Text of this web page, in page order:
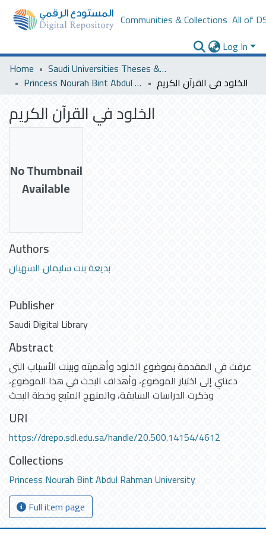
Communities & Collections All of
Log In
Home
Saudi Universities Theses & Dissertations
Princess Nourah Bint Abdul Rahman University
الخلود في القرآن الكريم
الخلود في القرآن الكريم
No Thumbnail
Available
Authors
بديعة بنت سليمان السهيان
Publisher
Saudi Digital Library
Abstract
عرفت في المقدمة بموضوع الخلود وأهميته وبينت الأسباب التي
دعتني إلى اختيار الموضوع، وأهداف البحث في هذا الموضوع،
وذكرت الدراسات السابقة، والمنهج المتبع وخطة البحث
URI
https://drepo.sdl.edu.sa/handle/20.500.14154/4612
Collections
Princess Nourah Bint Abdul Rahman University
Full item page